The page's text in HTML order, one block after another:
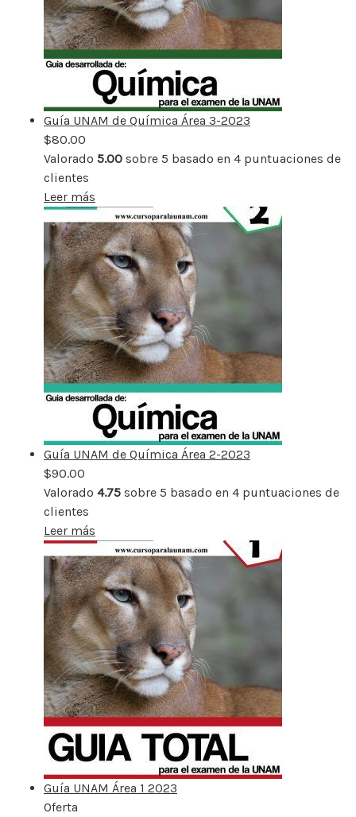
Guía UNAM de Química Área 3-2023
$80.00
Valorado 5.00 sobre 5 basado en 4 puntuaciones de
clientes
Leer más
Guía UNAM de Química Área 2-2023
$90.00
Valorado 4.75 sobre 5 basado en 4 puntuaciones de
clientes
Leer más
Guía UNAM Área 1 2023
Oferta